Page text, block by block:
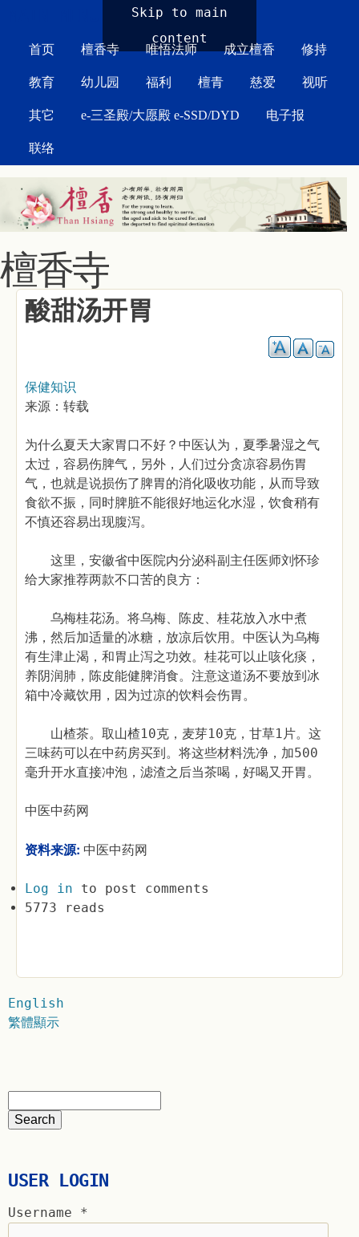
Skip to main
content
首页 檀香寺 唯悟法师 成立檀香 修持
教育 幼儿园 福利 檀青 慈爱 视听
其它 e-三圣殿/大愿殿 e-SSD/DYD 电子报
联络
檀香寺
酸甜汤开胃
保健知识
来源：转载
为什么夏天大家胃口不好？中医认为，夏季暑湿之气
太过，容易伤脾气，另外，人们过分贪凉容易伤胃
气，也就是说损伤了脾胃的消化吸收功能，从而导致
食欲不振，同时脾脏不能很好地运化水湿，饮食稍有
不慎还容易出现腹泻。
这里，安徽省中医院内分泌科副主任医师刘怀珍
给大家推荐两款不口苦的良方：
乌梅桂花汤。将乌梅、陈皮、桂花放入水中煮
沸，然后加适量的冰糖，放凉后饮用。中医认为乌梅
有生津止渴，和胃止泻之功效。桂花可以止咳化痰，
养阴润肺，陈皮能健脾消食。注意这道汤不要放到冰
箱中冷藏饮用，因为过凉的饮料会伤胃。
山楂茶。取山楂10克，麦芽10克，甘草1片。这
三味药可以在中药房买到。将这些材料洗净，加500
毫升开水直接冲泡，滤渣之后当茶喝，好喝又开胃。
中医中药网
资料来源: 中医中药网
Log in to post comments
5773 reads
English
繁體顯示
USER LOGIN
Username *